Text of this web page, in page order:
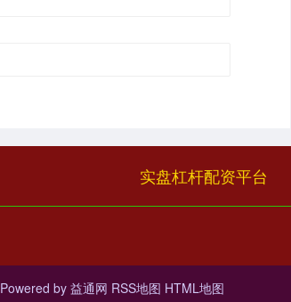
实盘杠杆配资平台
Powered by 益通网 RSS地图 HTML地图